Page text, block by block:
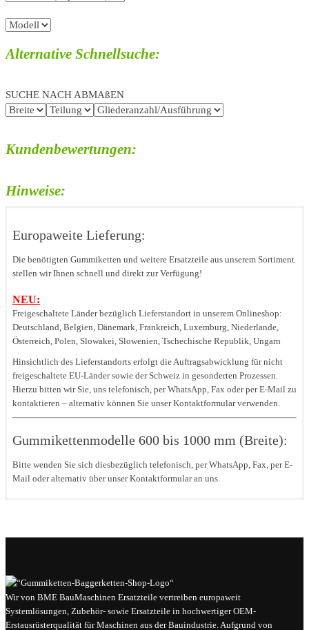
Alternative Schnellsuche:
SUCHE NACH ABMAßEN
Kundenbewertungen:
Hinweise:
Europaweite Lieferung:
Die benötigten Gummiketten und weitere Ersatzteile aus unserem Sortiment
stellen wir Ihnen schnell und direkt zur Verfügung!
NEU:
Freigeschaltete Länder bezüglich Lieferstandort in unserem Onlineshop:
Deutschland, Belgien, Dänemark, Frankreich, Luxemburg, Niederlande,
Österreich, Polen, Slowakei, Slowenien, Tschechische Republik, Ungarn
Hinsichtlich des Lieferstandorts erfolgt die Auftragsabwicklung für nicht
freigeschaltete EU-Länder sowie der Schweiz in gesonderten Prozessen.
Hierzu bitten wir Sie, uns telefonisch, per WhatsApp, Fax oder per E-Mail zu
kontaktieren – alternativ können Sie unser Kontaktformular verwenden.
Gummikettenmodelle 600 bis 1000 mm (Breite):
Bitte wenden Sie sich diesbezüglich telefonisch, per WhatsApp, Fax, per E-
Mail oder alternativ über unser Kontaktformular an uns.
Wir von BME BauMaschinen Ersatzteile vertreiben europaweit
Systemlösungen, Zubehör- sowie Ersatzteile in hochwertiger OEM-
Erstausrüsterqualität für Maschinen aus der Bauindustrie. Aufgrund von